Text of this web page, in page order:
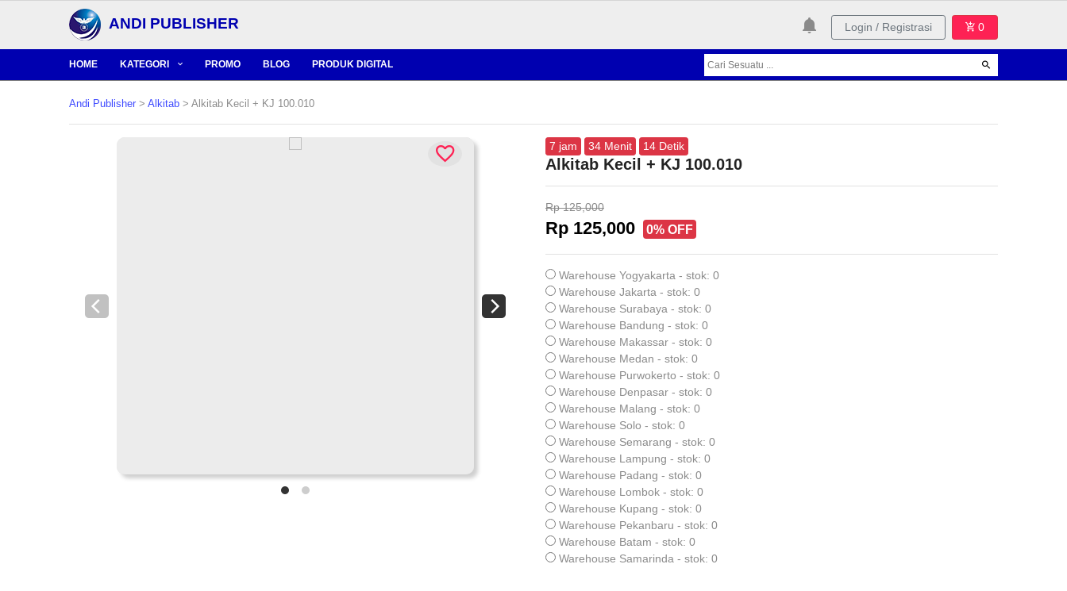
ANDI PUBLISHER Login / Registrasi 0
HOME KATEGORI PROMO BLOG PRODUK DIGITAL
Andi Publisher > Alkitab > Alkitab Kecil + KJ 100.010
7 jam 34 Menit 13 Detik
Alkitab Kecil + KJ 100.010
Rp 125,000
Rp 125,000 0% OFF
Warehouse Yogyakarta - stok: 0
Warehouse Jakarta - stok: 0
Warehouse Surabaya - stok: 0
Warehouse Bandung - stok: 0
Warehouse Makassar - stok: 0
Warehouse Medan - stok: 0
Warehouse Purwokerto - stok: 0
Warehouse Denpasar - stok: 0
Warehouse Malang - stok: 0
Warehouse Solo - stok: 0
Warehouse Semarang - stok: 0
Warehouse Lampung - stok: 0
Warehouse Padang - stok: 0
Warehouse Lombok - stok: 0
Warehouse Kupang - stok: 0
Warehouse Pekanbaru - stok: 0
Warehouse Batam - stok: 0
Warehouse Samarinda - stok: 0